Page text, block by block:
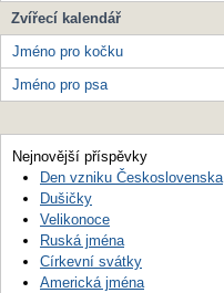
Zvířecí kalendář
Jméno pro kočku
Jméno pro psa
Nejnovější příspěvky
Den vzniku Československa
Dušičky
Velikonoce
Ruská jména
Církevní svátky
Americká jména